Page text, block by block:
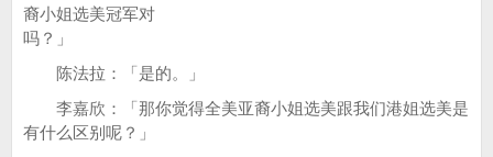
裔小姐选美冠军对
吗？」
陈法拉：「是的。」
李嘉欣：「那你觉得全美亚裔小姐选美跟我们港姐选美是
有什么区别呢？」